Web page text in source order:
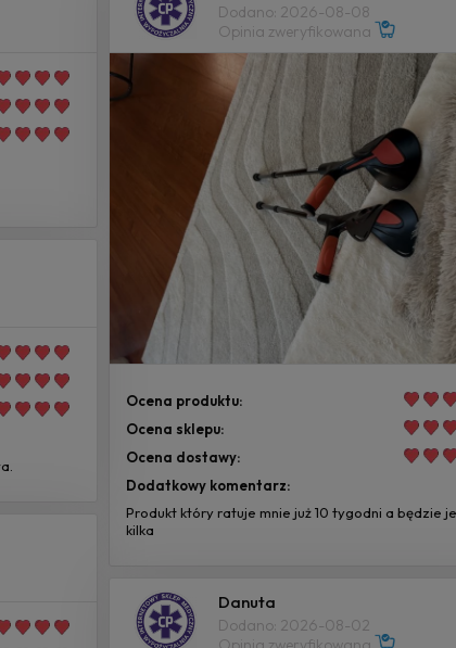
Dodano: 2026-08-08
Opinia zweryfikowana
Ocena produktu:
Ocena sklepu:
Ocena dostawy:
Dodatkowy komentarz:
Produkt który ratuje mnie już 10 tygodni a będzie
kilka
Danuta
Dodano: 2026-08-02